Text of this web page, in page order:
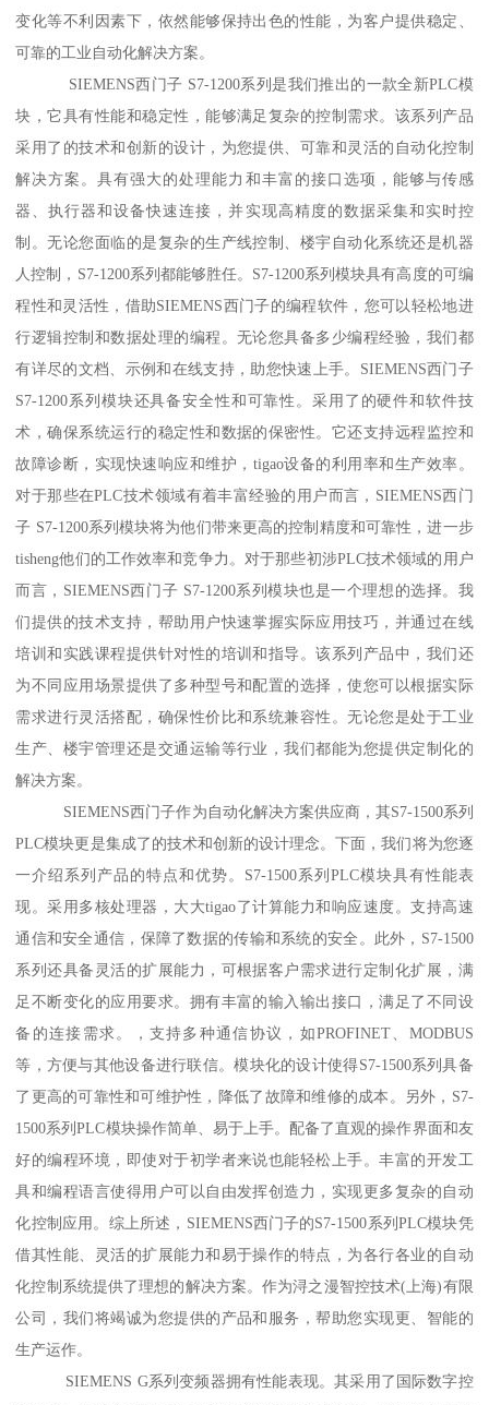
变化等不利因素下，依然能够保持出色的性能，为客户提供稳定、
可靠的工业自动化解决方案。
SIEMENS西门子 S7-1200系列是我们推出的一款全新PLC模
块，它具有性能和稳定性，能够满足复杂的控制需求。该系列产品
采用了的技术和创新的设计，为您提供、可靠和灵活的自动化控制
解决方案。具有强大的处理能力和丰富的接口选项，能够与传感
器、执行器和设备快速连接，并实现高精度的数据采集和实时控
制。无论您面临的是复杂的生产线控制、楼宇自动化系统还是机器
人控制，S7-1200系列都能够胜任。S7-1200系列模块具有高度的可编
程性和灵活性，借助SIEMENS西门子的编程软件，您可以轻松地进
行逻辑控制和数据处理的编程。无论您具备多少编程经验，我们都
有详尽的文档、示例和在线支持，助您快速上手。SIEMENS西门子
S7-1200系列模块还具备安全性和可靠性。采用了的硬件和软件技
术，确保系统运行的稳定性和数据的保密性。它还支持远程监控和
故障诊断，实现快速响应和维护，tigao设备的利用率和生产效率。
对于那些在PLC技术领域有着丰富经验的用户而言，SIEMENS西门
子 S7-1200系列模块将为他们带来更高的控制精度和可靠性，进一步
tisheng他们的工作效率和竞争力。对于那些初涉PLC技术领域的用户
而言，SIEMENS西门子 S7-1200系列模块也是一个理想的选择。我
们提供的技术支持，帮助用户快速掌握实际应用技巧，并通过在线
培训和实践课程提供针对性的培训和指导。该系列产品中，我们还
为不同应用场景提供了多种型号和配置的选择，使您可以根据实际
需求进行灵活搭配，确保性价比和系统兼容性。无论您是处于工业
生产、楼宇管理还是交通运输等行业，我们都能为您提供定制化的
解决方案。
SIEMENS西门子作为自动化解决方案供应商，其S7-1500系列
PLC模块更是集成了的技术和创新的设计理念。下面，我们将为您逐
一介绍系列产品的特点和优势。S7-1500系列PLC模块具有性能表
现。采用多核处理器，大大tigao了计算能力和响应速度。支持高速
通信和安全通信，保障了数据的传输和系统的安全。此外，S7-1500
系列还具备灵活的扩展能力，可根据客户需求进行定制化扩展，满
足不断变化的应用要求。拥有丰富的输入输出接口，满足了不同设
备的连接需求。，支持多种通信协议，如PROFINET、MODBUS
等，方便与其他设备进行联信。模块化的设计使得S7-1500系列具备
了更高的可靠性和可维护性，降低了故障和维修的成本。另外，S7-
1500系列PLC模块操作简单、易于上手。配备了直观的操作界面和友
好的编程环境，即使对于初学者来说也能轻松上手。丰富的开发工
具和编程语言使得用户可以自由发挥创造力，实现更多复杂的自动
化控制应用。综上所述，SIEMENS西门子的S7-1500系列PLC模块凭
借其性能、灵活的扩展能力和易于操作的特点，为各行各业的自动
化控制系统提供了理想的解决方案。作为浔之漫智控技术(上海)有限
公司，我们将竭诚为您提供的产品和服务，帮助您实现更、智能的
生产运作。
SIEMENS G系列变频器拥有性能表现。其采用了国际数字控